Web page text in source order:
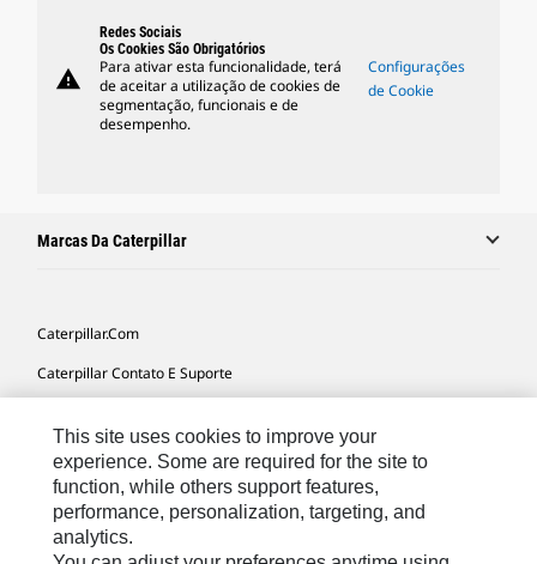
warning
Redes Sociais
Os Cookies São Obrigatórios
Para ativar esta funcionalidade, terá
de aceitar a utilização de cookies de
segmentação, funcionais e de
desempenho.
Configurações
de Cookie
Marcas Da Caterpillar
Caterpillar.com
Caterpillar Contato E Suporte
Mapa Do Local
Cookie Settings
Legal
This site uses cookies to improve your
experience. Some are required for the site to
function, while others support features,
performance, personalization, targeting, and
analytics.